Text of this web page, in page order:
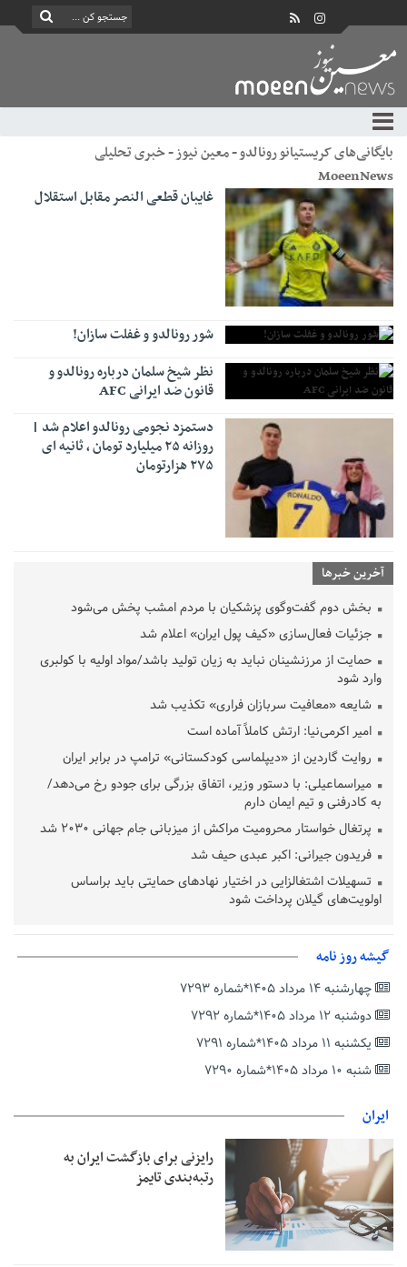
بایگانی‌های کریستیانو رونالدو - معین نیوز - خبری تحلیلی
MoeenNews
غایبان قطعی النصر مقابل استقلال
شور رونالدو و غفلت سازان!
نظر شیخ سلمان درباره رونالدو و
قانون ضد ایرانی AFC
دستمزد نجومی رونالدو اعلام شد |
روزانه ۲۵ میلیارد تومان ، ثانیه ای
۲۷۵ هزارتومان
آخرین خبرها
بخش دوم گفت‌وگوی پزشکیان با مردم امشب پخش می‌شود
جزئیات فعال‌سازی «کیف پول ایران» اعلام شد
حمایت از مرزنشینان نباید به زیان تولید باشد/مواد اولیه با کولبری
وارد شود
شایعه «معافیت سربازان فراری» تکذیب شد
امیر اکرمی‌نیا: ارتش کاملاً آماده است
روایت گاردین از «دیپلماسی کودکستانی» ترامپ در برابر ایران
میراسماعیلی: با دستور وزیر، اتفاق بزرگی برای جودو رخ می‌دهد/
به کادرفنی و تیم ایمان دارم
پرتغال خواستار محرومیت مراکش از میزبانی جام جهانی ۲۰۳۰ شد
فریدون جیرانی: اکبر عبدی حیف شد
تسهیلات اشتغالزایی در اختیار نهادهای حمایتی باید براساس
اولویت‌های گیلان پرداخت شود
دفتر رهبر انقلاب: مطالب خارج از مراجع رسمی فاقد سندیت است
بقائی: فضای مذاکرات فنی و سیاسی ایران و عمان درباره تنگه هرمز،
مثبت است
رئیس سازمان جهاد کشاورزی استان: کشاورزان گیلان نسبت به
دریافت یارانه کود اقدام کنند
گیشه روز نامه
چهارشنبه ۱۴ مرداد ۱۴۰۵*شماره ۷۲۹۳
دوشنبه ۱۲ مرداد ۱۴۰۵*شماره ۷۲۹۲
یکشنبه ۱۱ مرداد ۱۴۰۵*شماره ۷۲۹۱
شنبه ۱۰ مرداد ۱۴۰۵*شماره ۷۲۹۰
ایران
رایزنی برای بازگشت ایران به
رتبه‌بندی تایمز